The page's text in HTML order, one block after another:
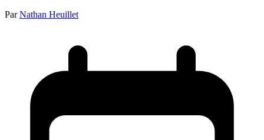
Par Nathan Heuillet